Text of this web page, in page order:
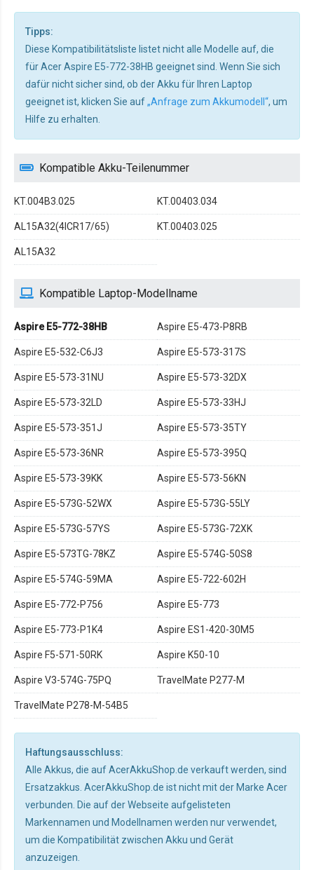
Tipps:
Diese Kompatibilitätsliste listet nicht alle Modelle auf, die
für Acer Aspire E5-772-38HB geeignet sind. Wenn Sie sich
dafür nicht sicher sind, ob der Akku für Ihren Laptop
geeignet ist, klicken Sie auf„Anfrage zum Akkumodell“, um
Hilfe zu erhalten.
Kompatible Akku-Teilenummer
KT.004B3.025 KT.00403.034
AL15A32(4ICR17/65) KT.00403.025
AL15A32
Kompatible Laptop-Modellname
Aspire E5-772-38HB Aspire E5-473-P8RB
Aspire E5-532-C6J3 Aspire E5-573-317S
Aspire E5-573-31NU Aspire E5-573-32DX
Aspire E5-573-32LD Aspire E5-573-33HJ
Aspire E5-573-351J Aspire E5-573-35TY
Aspire E5-573-36NR Aspire E5-573-395Q
Aspire E5-573-39KK Aspire E5-573-56KN
Aspire E5-573G-52WX Aspire E5-573G-55LY
Aspire E5-573G-57YS Aspire E5-573G-72XK
Aspire E5-573TG-78KZ Aspire E5-574G-50S8
Aspire E5-574G-59MA Aspire E5-722-602H
Aspire E5-772-P756 Aspire E5-773
Aspire E5-773-P1K4 Aspire ES1-420-30M5
Aspire F5-571-50RK Aspire K50-10
Aspire V3-574G-75PQ TravelMate P277-M
TravelMate P278-M-54B5
Haftungsausschluss:
Alle Akkus, die auf AcerAkkuShop.de verkauft werden, sind
Ersatzakkus. AcerAkkuShop.de ist nicht mit der Marke Acer
verbunden. Die auf der Webseite aufgelisteten
Markennamen und Modellnamen werden nur verwendet,
um die Kompatibilität zwischen Akku und Gerät
anzuzeigen.